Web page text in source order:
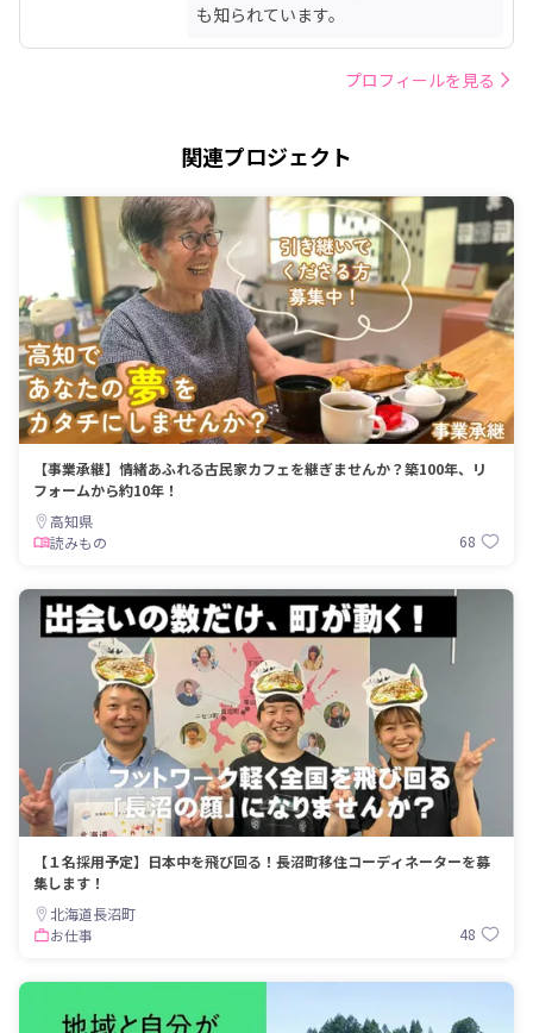
も知られています。
プロフィールを見る
関連プロジェクト
【事業承継】情緒あふれる古民家カフェを継ぎませんか？築100年、リ
フォームから約10年！
高知県
読みもの
68
【１名採用予定】日本中を飛び回る！長沼町移住コーディネーターを募
集します！
北海道長沼町
お仕事
48